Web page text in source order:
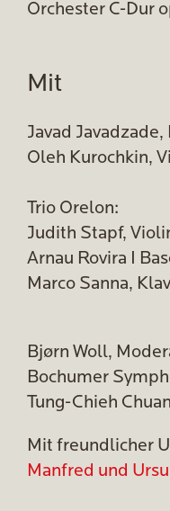
Orchester C-Dur
Mit
Javad Javadzade,
Oleh Kurochkin,
Trio Orelon:
Judith Stapf,
Arnau Rovira I
Marco Sanna,
Bjørn Woll,
Bochumer
Tung-Chieh
Mit freundlicher
Manfred und